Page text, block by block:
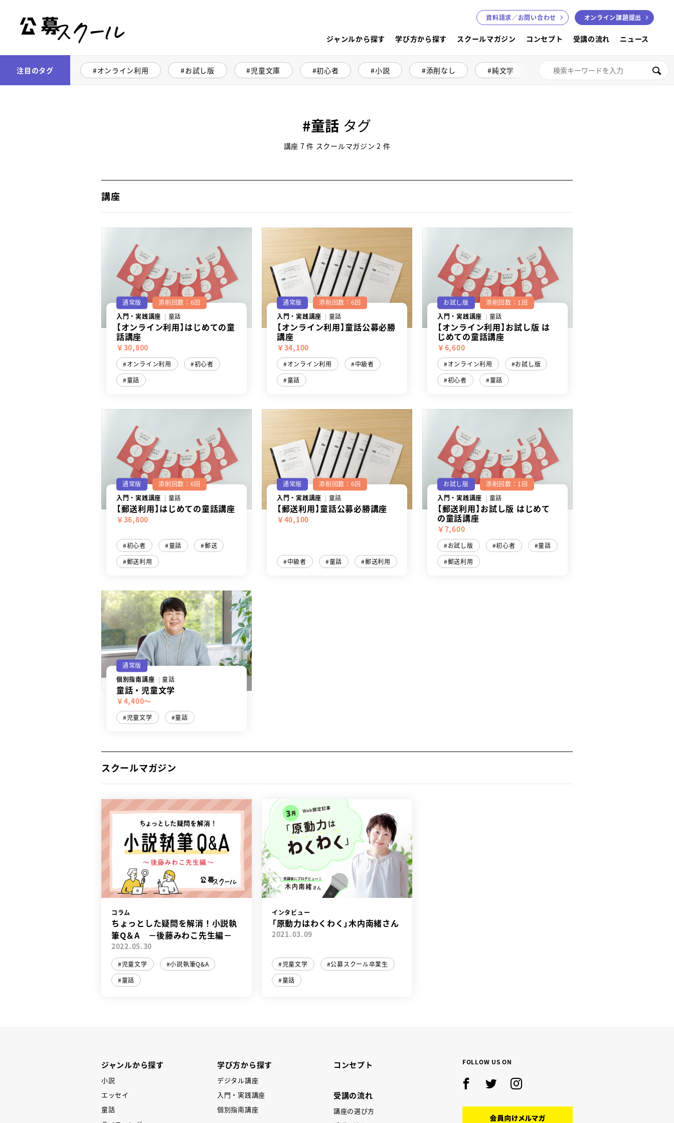
公募スクール
ジャンルから探す 学び方から探す スクールマガジン コンセプト 受講の流れ ニュース
資料請求／お問い合わせ オンライン課題提出
注目のタグ オンライン利用 お試し版 児童文庫 初心者 小説 添削なし 純文学 絵本講座 色鉛筆画
童話 タグ
講座 7 件 スクールマガジン 2 件
講座
通常版
添削回数：6回
入門・実践講座
童話
【オンライン利用】はじめての童
話講座
￥30,800
オンライン利用
初心者
童話
通常版
添削回数：6回
入門・実践講座
童話
【オンライン利用】童話公募必勝
講座
￥34,100
オンライン利用
中級者
童話
お試し版
添削回数：1回
入門・実践講座
童話
【オンライン利用】お試し版 は
じめての童話講座
￥6,600
オンライン利用
お試し版
初心者
童話
通常版
添削回数：6回
入門・実践講座
童話
【郵送利用】はじめての童話講座
￥36,800
初心者 童話
郵送
郵送利用
通常版
添削回数：6回
入門・実践講座
童話
【郵送利用】童話公募必勝講座
￥40,100
中級者 童話 郵送利用
お試し版
添削回数：1回
入門・実践講座
童話
【郵送利用】お試し版 はじめて
の童話講座
￥7,600
お試し版 初心者
童話
郵送利用
通常版
個別指南講座
童話
童話・児童文学
￥4,400～
児童文学 童話
スクールマガジン
コラム
ちょっとした疑問を解消！小説執
筆Q＆A －後藤みわこ先生編－
2022.05.30
児童文学
小説執筆Q&A
童話
インタビュー
「原動力はわくわく」木内南緒さん
2021.03.09
児童文学
公募スクール卒業生
童話
ジャンルから探す
小説
エッセイ
童話
学び方から探す
デジタル講座
入門・実践講座
個別指南講座
コンセプト
受講の流れ
講座の選び方
FOLLOW US ON
Facebook
TwitterInstagram